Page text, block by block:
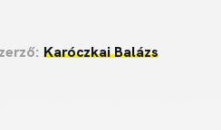
Karóczkai Balázs